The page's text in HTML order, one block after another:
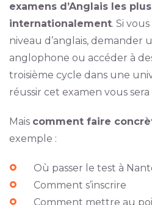
examens d’Anglais les
internationalement. Si
niveau d’anglais, demander
anglophone ou accéder à
troisième cycle dans une
réussir cet examen vous
Mais comment faire
exemple :
Où passer le test à
Comment s’inscrire
Comment mettre au